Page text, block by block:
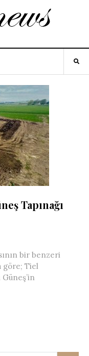
Tapınağı
bir benzeri
göre; Tiel